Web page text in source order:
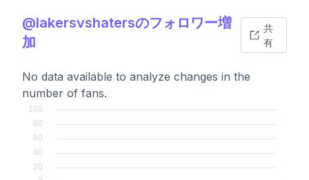
@lakersvshatersのフォロワー増
加
共
有
No data available to analyze changes in the
number of fans.